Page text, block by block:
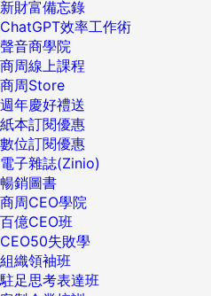
新財富備忘錄
ChatGPT效率工作術
聲音商學院
商周線上課程
商周Store
週年慶好禮送
紙本訂閱優惠
數位訂閱優惠
電子雜誌(Zinio)
暢銷圖書
商周CEO學院
百億CEO班
CEO50失敗學
組織領袖班
駐足思考表達班